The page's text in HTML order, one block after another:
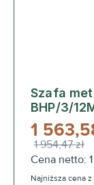
Szafa
BHP/3/
1
1 954,47 zł
Cena netto:
Najniższa cena